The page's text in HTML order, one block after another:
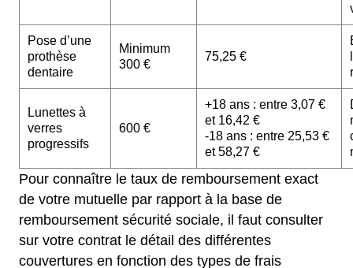
Pose d’une
prothèse
dentaire
Minimum
300 €
75,25 €
Lunettes à
verres
progressifs
600 €
+18 ans : entre 3,07 €
et 16,42 €
-18 ans : entre 25,53 €
et 58,27 €
Pour connaître le taux de remboursement exact
de votre mutuelle par rapport à la base de
remboursement sécurité sociale, il faut consulter
sur votre contrat le détail des différentes
couvertures en fonction des types de frais